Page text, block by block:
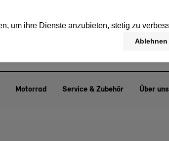
Motorrad Service & Zubehör Über uns